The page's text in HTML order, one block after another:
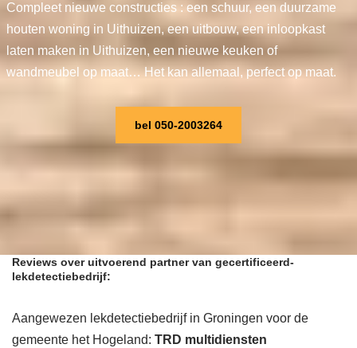
Compleet nieuwe constructies : een schuur, een duurzame
houten woning in Uithuizen, een uitbouw, een inloopkast
laten maken in Uithuizen, een nieuwe keuken of
wandmeubel op maat… Het kan allemaal, perfect op maat.
bel 050-2003264
Reviews over uitvoerend partner van gecertificeerd-
lekdetectiebedrijf:
Aangewezen lekdetectiebedrijf in Groningen voor de
gemeente het Hogeland: TRD multidiensten